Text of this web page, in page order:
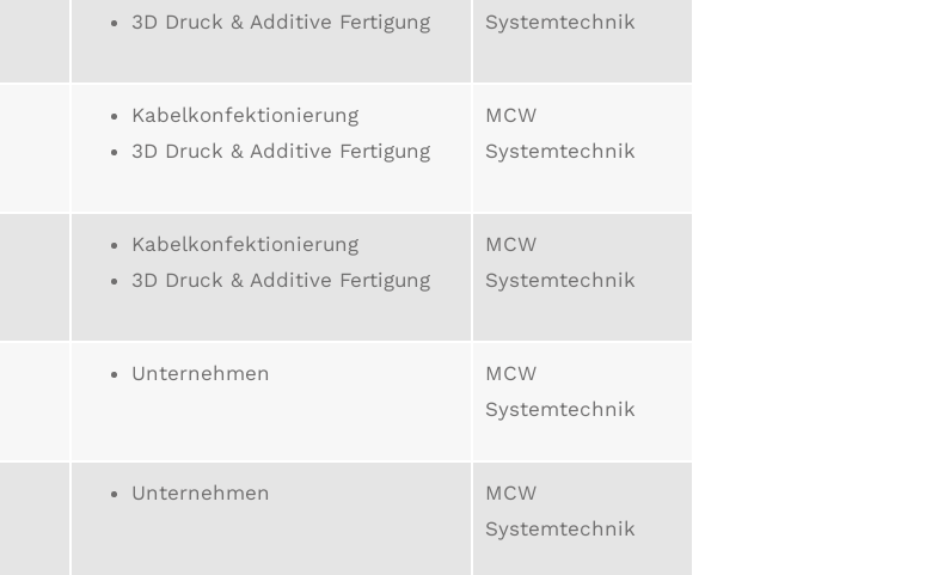
3D Druck & Additive Fertigung
Systemtechnik
Kabelkonfektionierung
3D Druck & Additive Fertigung
MCW
Systemtechnik
Kabelkonfektionierung
3D Druck & Additive Fertigung
MCW
Systemtechnik
Unternehmen
MCW
Systemtechnik
Unternehmen
MCW
Systemtechnik